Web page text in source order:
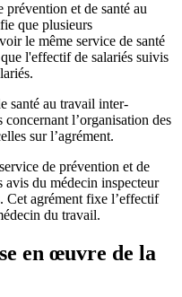
et de santé au
que plusieurs
le même service de santé
l'effectif de salariés suivis
santé au travail inter-
concernant l’organisation des
sur l’agrément.
de prévention et de
du médecin inspecteur
Cet agrément fixe l’effectif
du travail.
en œuvre de la